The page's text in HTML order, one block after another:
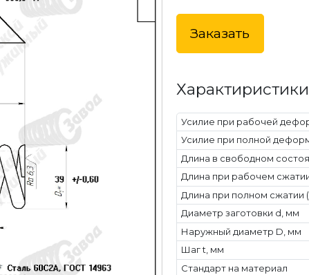
Заказать
Усилие при рабочей
Усилие при полной
Длина в свободном
Длина при рабочем
Длина при полном сжатии
Диаметр заготовки d, мм
Наружный диаметр D, мм
Шаг t, мм
Стандарт на материал